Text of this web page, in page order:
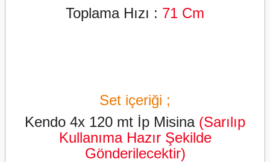
Toplama Hızı : 71 Cm
Set içeriği ;
Kendo 4x 120 mt İp Misina (Sarılıp
Kullanıma Hazır Şekilde
Gönderilecektir)